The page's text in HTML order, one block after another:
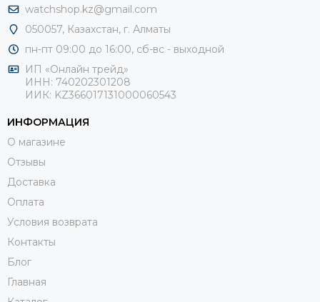
watchshop.kz@gmail.com
050057, Казахстан, г. Алматы
пн-пт 09:00 до 16:00, сб-вс - выходной
ИП «Онлайн трейд»
ИНН: 740202301208
ИИК: KZ366017131000060543
ИНФОРМАЦИЯ
О магазине
Отзывы
Доставка
Оплата
Условия возврата
Контакты
Блог
Главная